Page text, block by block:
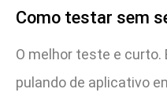
Como testar sem
O melhor teste e curto.
pulando de aplicativo